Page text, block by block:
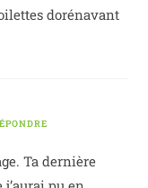
dorénavant
Ta dernière